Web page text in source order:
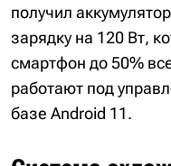
получил
зарядку на 120 Вт,
смартфон до 50%
работают под
базе Android 11.